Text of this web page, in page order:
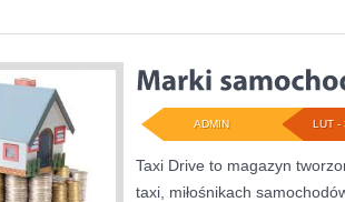
LUT -
ADMIN
Taxi Drive to magazyn
taxi, miłośnikach